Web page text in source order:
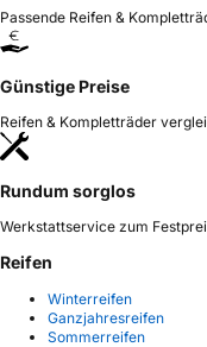
Passende Reifen &
Günstige Preise
Reifen & Kompletträder
Rundum sorglos
Werkstattservice zum
Reifen
Winterreifen
Ganzjahresreifen
Sommerreifen